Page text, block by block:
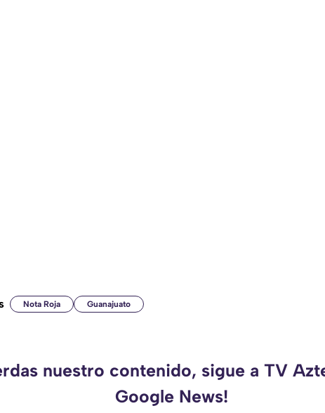
Nota Roja Guanajuato
nuestro contenido, sigue a TV
Google News!